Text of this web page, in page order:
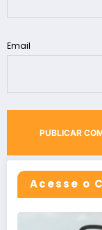
Email
Acesse o